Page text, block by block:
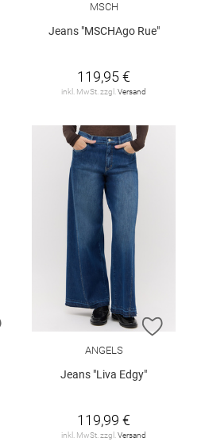
MSCH
Jeans "MSCHAgo Rue"
119,95 €
inkl. MwSt. zzgl. Versand
ZUR WUNSCHLISTE HINZUFÜGEN
ZUR
ANGELS
Jeans "Liva Edgy"
119,99 €
inkl. MwSt. zzgl. Versand